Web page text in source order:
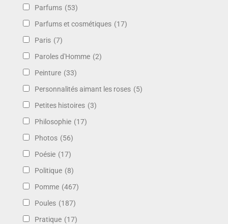
Parfums (53)
Parfums et cosmétiques (17)
Paris (7)
Paroles d'Homme (2)
Peinture (33)
Personnalités aimant les roses (5)
Petites histoires (3)
Philosophie (17)
Photos (56)
Poésie (17)
Politique (8)
Pomme (467)
Poules (187)
Pratique (17)